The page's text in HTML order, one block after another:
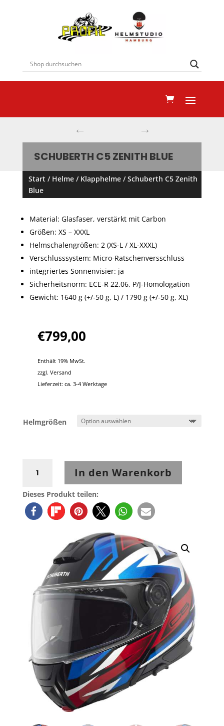
← →
SCHUBERTH C5 ZENITH BLUE
Dieses Produkt teilen:
Start / Helme/ Klapphelme/ Schuberth C5 Zenith
Blue
Material: Glasfaser, verstärkt mit Carbon
Größen: XS – XXXL
Helmschalengrößen: 2 (XS-L / XL-XXXL)
Verschlusssystem: Micro-Ratschenversschluss
integriertes Sonnenvisier: ja
Sicherheitsnorm: ECE-R 22.06, P/J-Homologation
Gewicht: 1640 g (+/-50 g, L) / 1790 g (+/-50 g, XL)
€799,00
Enthält 19% MwSt.
zzgl. Versand
Lieferzeit: ca. 3-4 Werktage
Helmgrößen
Blue
Menge
In den Warenkorb